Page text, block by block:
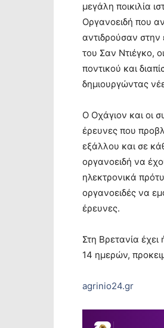
μεγάλη ποικιλία
Οργανοειδή που
αντιδρούσαν στην
του Σαν Ντιέγκο,
ποντικού και
δημιουργώντας
Ο Οχάγιον και οι
έρευνες που
εξάλλου και σε
οργανοειδή να
ηλεκτρονικά
οργανοειδές να
έρευνες.
Στη Βρετανία
14 ημερών,
agrinio24.gr